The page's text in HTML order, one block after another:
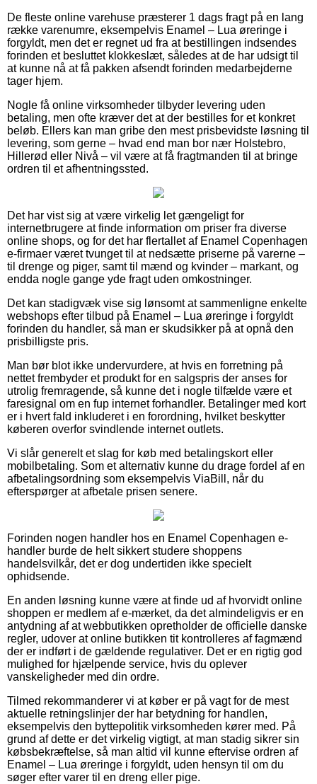
De fleste online varehuse præsterer 1 dags fragt på en lang
række varenumre, eksempelvis Enamel – Lua øreringe i
forgyldt, men det er regnet ud fra at bestillingen indsendes
forinden et besluttet klokkeslæt, således at de har udsigt til
at kunne nå at få pakken afsendt forinden medarbejderne
tager hjem.
Nogle få online virksomheder tilbyder levering uden
betaling, men ofte kræver det at der bestilles for et konkret
beløb. Ellers kan man gribe den mest prisbevidste løsning til
levering, som gerne – hvad end man bor nær Holstebro,
Hillerød eller Nivå – vil være at få fragtmanden til at bringe
ordren til et afhentningssted.
Det har vist sig at være virkelig let gængeligt for
internetbrugere at finde information om priser fra diverse
online shops, og for det har flertallet af Enamel Copenhagen
e-firmaer været tvunget til at nedsætte priserne på varerne –
til drenge og piger, samt til mænd og kvinder – markant, og
endda nogle gange yde fragt uden omkostninger.
Det kan stadigvæk vise sig lønsomt at sammenligne enkelte
webshops efter tilbud på Enamel – Lua øreringe i forgyldt
forinden du handler, så man er skudsikker på at opnå den
prisbilligste pris.
Man bør blot ikke undervurdere, at hvis en forretning på
nettet frembyder et produkt for en salgspris der anses for
utrolig fremragende, så kunne det i nogle tilfælde være et
faresignal om en fup internet forhandler. Betalinger med kort
er i hvert fald inkluderet i en forordning, hvilket beskytter
køberen overfor svindlende internet outlets.
Vi slår generelt et slag for køb med betalingskort eller
mobilbetaling. Som et alternativ kunne du drage fordel af en
afbetalingsordning som eksempelvis ViaBill, når du
efterspørger at afbetale prisen senere.
Forinden nogen handler hos en Enamel Copenhagen e-
handler burde de helt sikkert studere shoppens
handelsvilkår, det er dog undertiden ikke specielt
ophidsende.
En anden løsning kunne være at finde ud af hvorvidt online
shoppen er medlem af e-mærket, da det almindeligvis er en
antydning af at webbutikken opretholder de officielle danske
regler, udover at online butikken tit kontrolleres af fagmænd
der er indført i de gældende regulativer. Det er en rigtig god
mulighed for hjælpende service, hvis du oplever
vanskeligheder med din ordre.
Tilmed rekommanderer vi at køber er på vagt for de mest
aktuelle retningslinjer der har betydning for handlen,
eksempelvis den byttepolitik virksomheden kører med. På
grund af dette er det virkelig vigtigt, at man stadig sikrer sin
købsbekræftelse, så man altid vil kunne eftervise ordren af
Enamel – Lua øreringe i forgyldt, uden hensyn til om du
søger efter varer til en dreng eller pige.